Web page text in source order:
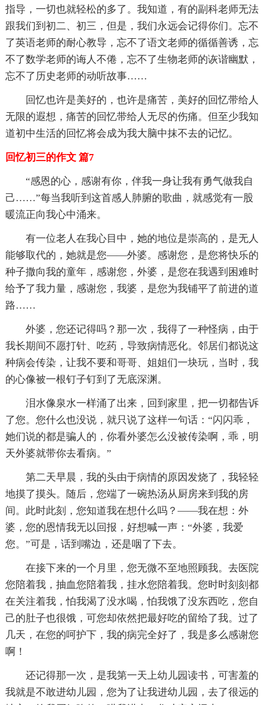
指导，一切也就轻松的多了。我知道，有的副科老师无法
跟我们到初二、初三，但是，我们永远会记得你们。忘不
了英语老师的耐心教导，忘不了语文老师的循循善诱，忘
不了数学老师的诲人不倦，忘不了生物老师的诙谐幽默，
忘不了历史老师的动听故事……
回忆也许是美好的，也许是痛苦，美好的回忆带给人
无限的遐想，痛苦的回忆带给人无尽的伤痛。但至少我知
道初中生活的回忆将会成为我大脑中抹不去的记忆。
回忆初三的作文 篇7
“感恩的心，感谢有你，伴我一身让我有勇气做我自
己……”每当我听到这首感人肺腑的歌曲，就感觉有一股
暖流正向我心中涌来。
有一位老人在我心目中，她的地位是崇高的，是无人
能够取代的，她就是您——外婆。感谢您，是您将快乐的
种子撒向我的童年，感谢您，外婆，是您在我遇到困难时
给予了我力量，感谢您，我婆，是您为我铺平了前进的道
路……
外婆，您还记得吗？那一次，我得了一种怪病，由于
我长期间不愿打针、吃药，导致病情恶化。邻居们都说这
种病会传染，让我不要和哥哥、姐姐们一块玩，当时，我
的心像被一根钉子钉到了无底深渊。
泪水像泉水一样涌了出来，回到家里，把一切都告诉
了您。您什么也没说，就只说了这样一句话：“闪闪乖，
她们说的都是骗人的，你看外婆怎么没被传染啊，乖，明
天外婆就带你去看病。”
第二天早晨，我的头由于病情的原因发烧了，我轻轻
地摸了摸头。随后，您端了一碗热汤从厨房来到我的房
间。此时此刻，您知道我在想什么吗？——我在想：外
婆，您的恩情我无以回报，好想喊一声：“外婆，我爱
您。”可是，话到嘴边，还是咽了下去。
在接下来的一个月里，您无微不至地照顾我。去医院
您陪着我，抽血您陪着我，挂水您陪着我。您时时刻刻都
在关注着我，怕我渴了没水喝，怕我饿了没东西吃，您自
己的肚子也很饿，可您却依然把最好吃的留给了我。过了
几天，在您的呵护下，我的病完全好了，我是多么感谢您
啊！
还记得那一次，是我第一天上幼儿园读书，可害羞的
我就是不敢进幼儿园，您为了让我进幼儿园，去了很远的